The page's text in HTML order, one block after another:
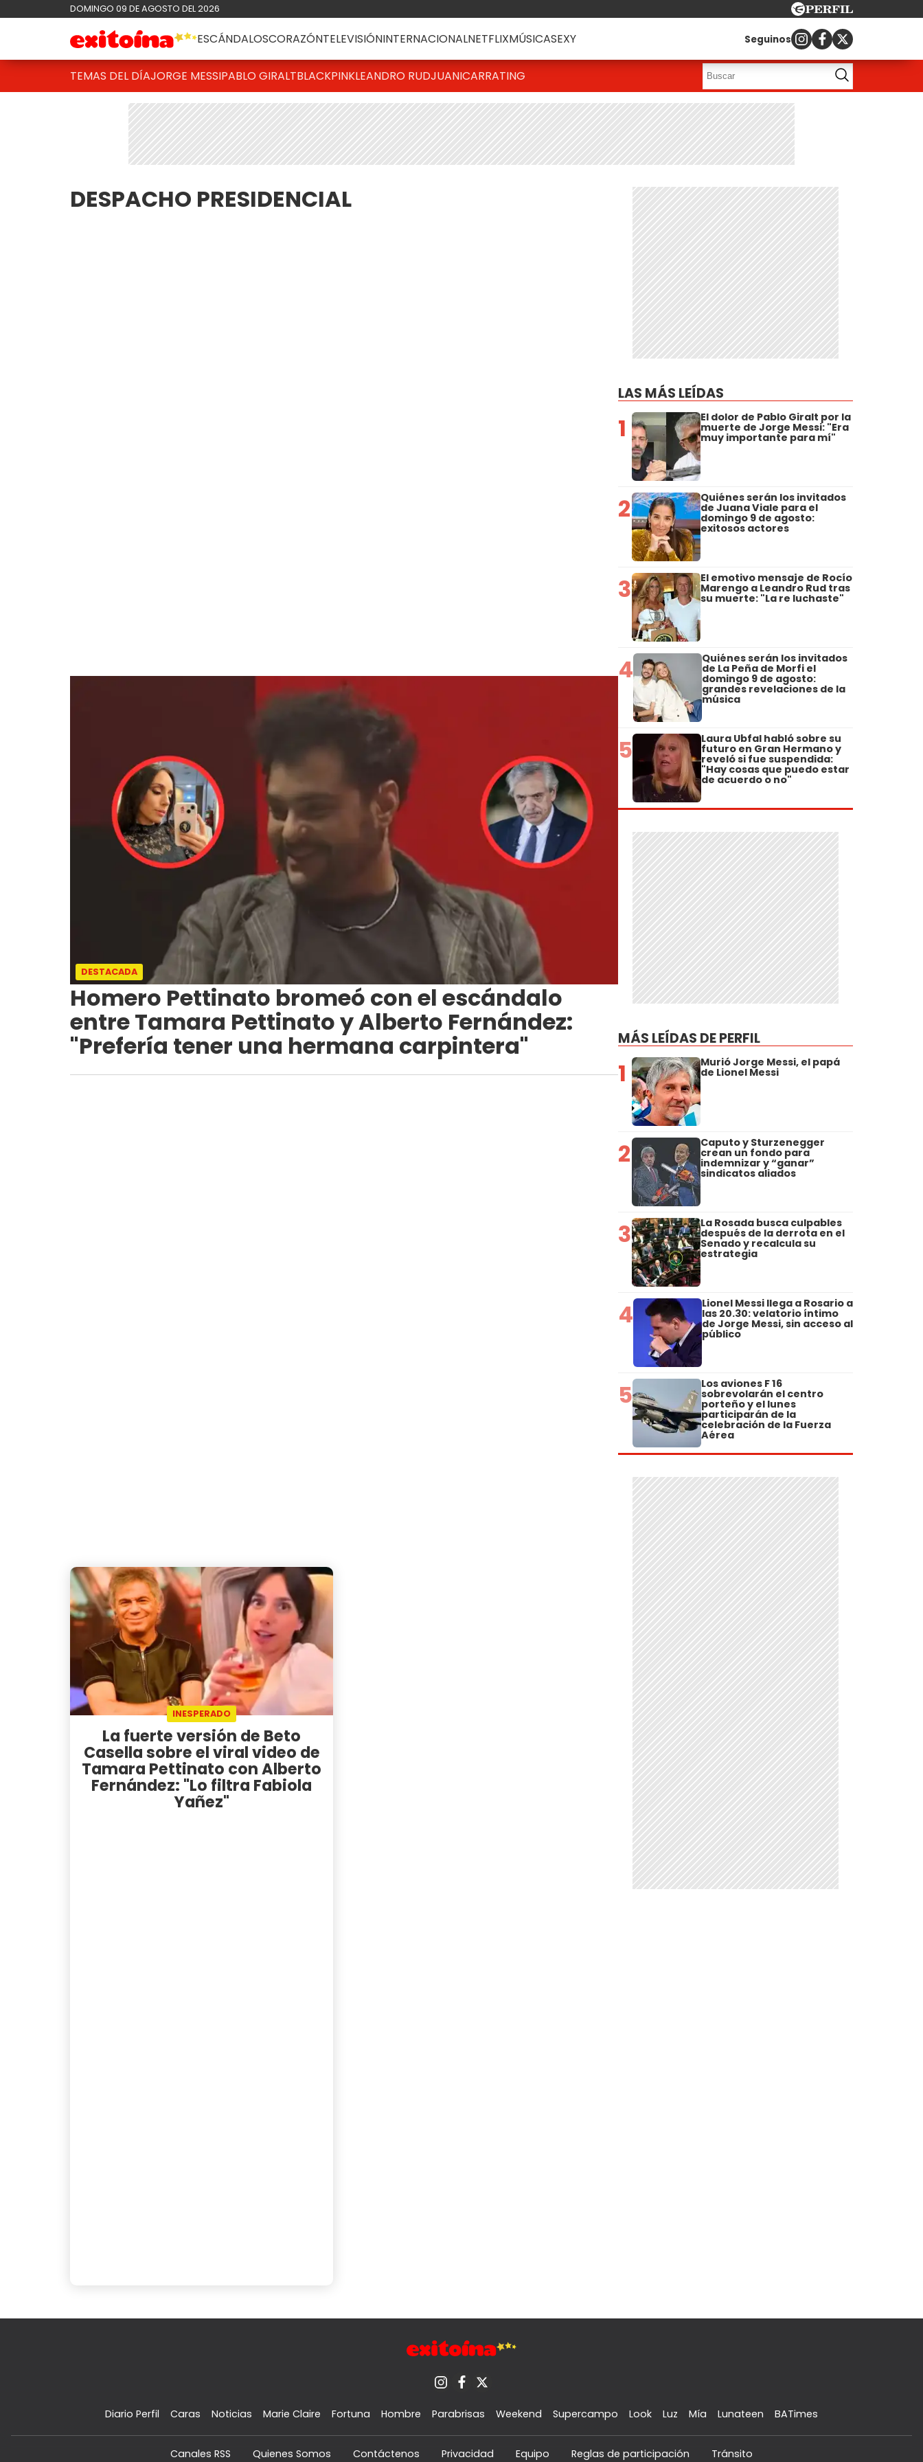
DOMINGO 09 DE AGOSTO DEL 2026
ESCÁNDALOSCORAZÓNTELEVISIÓNINTERNACIONALNETFLIXMÚSICASEXY Seguinos
TEMAS DEL DÍAJORGE MESSIPABLO GIRALTBLACKPINKLEANDRO RUDJUANICARRATING
DESPACHO PRESIDENCIAL
DESTACADA
Homero Pettinato bromeó con el escándalo
entre Tamara Pettinato y Alberto Fernández:
"Prefería tener una hermana carpintera"
INESPERADO
La fuerte versión de Beto
Casella sobre el viral video de
Tamara Pettinato con Alberto
Fernández: "Lo filtra Fabiola
Yañez"
LAS MÁS LEÍDAS
1 El dolor de Pablo Giralt por la
muerte de Jorge Messi: "Era
muy importante para mí"
2 Quiénes serán los invitados
de Juana Viale para el
domingo 9 de agosto:
exitosos actores
3 El emotivo mensaje de Rocío
Marengo a Leandro Rud tras
su muerte: "La re luchaste"
4 Quiénes serán los invitados
de La Peña de Morfi el
domingo 9 de agosto:
grandes revelaciones de la
música
5 Laura Ubfal habló sobre su
futuro en Gran Hermano y
reveló si fue suspendida:
"Hay cosas que puedo estar
de acuerdo o no"
MÁS LEÍDAS DE PERFIL
1 Murió Jorge Messi, el papá
de Lionel Messi
2 Caputo y Sturzenegger
crean un fondo para
indemnizar y “ganar”
sindicatos aliados
3 La Rosada busca culpables
después de la derrota en el
Senado y recalcula su
estrategia
4 Lionel Messi llega a Rosario a
las 20.30: velatorio íntimo
de Jorge Messi, sin acceso al
público
5 Los aviones F 16
sobrevolarán el centro
porteño y el lunes
participarán de la
celebración de la Fuerza
Aérea
Diario Perfil Caras Noticias Marie Claire Fortuna Hombre Parabrisas Weekend Supercampo Look Luz Mía Lunateen BATimes
Canales RSS Quienes Somos Contáctenos Privacidad Equipo Reglas de participación Tránsito